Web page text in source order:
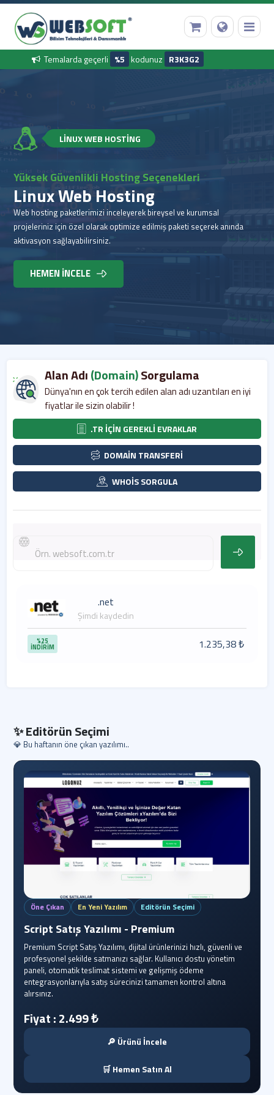
Temalarda geçerli %5 kodunuz R3K3G2
LİNUX WEB HOSTİNG
Yüksek Güvenlikli Hosting Seçenekleri
Linux Web Hosting
Web hosting paketlerimizi inceleyerek bireysel ve kurumsal
projeleriniz için özel olarak optimize edilmiş paketi seçerek anında
aktivasyon sağlayabilirsiniz.
HEMEN İNCELE
Alan Adı(Domain)Sorgulama
Dünya'nın en çok tercih edilen alan adı uzantıları en iyi
fiyatlar ile sizin olabilir !
.TR İÇİN GEREKLİ EVRAKLAR
DOMAİN TRANSFERİ
WHOİS SORGULA
.net
Şimdi kaydedin
%25
İNDİRİM 1.235,38 ₺
✨ Editörün Seçimi
💎 Bu haftanın öne çıkan yazılımı..
Öne Çıkan En Yeni Yazılım Editörün Seçimi
Script Satış Yazılımı - Premium
Premium Script Satış Yazılımı, dijital ürünlerinizi hızlı, güvenli ve
profesyonel şekilde satmanızı sağlar. Kullanıcı dostu yönetim
paneli, otomatik teslimat sistemi ve gelişmiş ödeme
entegrasyonlarıyla satış sürecinizi tamamen kontrol altına
alırsınız.
Fiyat : 2.499 ₺
🔎 Ürünü İncele
🛒 Hemen Satın Al